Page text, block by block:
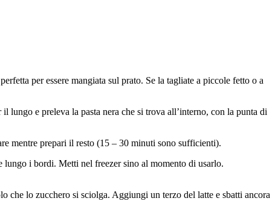
per essere mangiata sul prato. Se la tagliate a piccole fetto o a
e preleva la pasta nera che si trova all’interno, con la punta di
mentre prepari il resto (15 – 30 minuti sono sufficienti).
lungo i bordi. Metti nel freezer sino al momento di usarlo.
che lo zucchero si sciolga. Aggiungi un terzo del latte e sbatti ancora